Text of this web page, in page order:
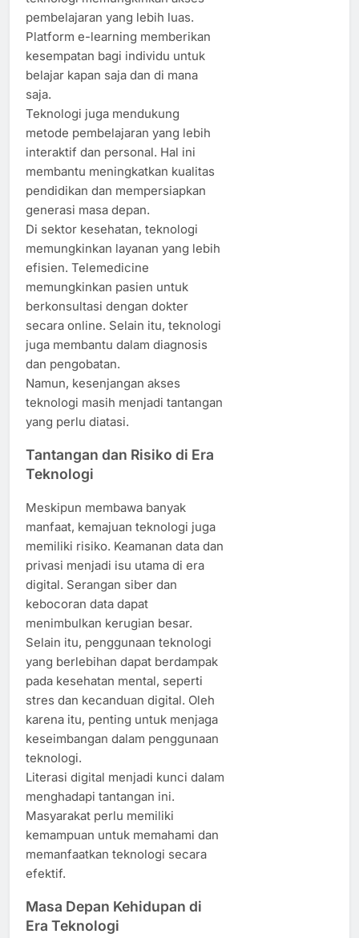
pembelajaran yang lebih luas.
Platform e-learning memberikan
kesempatan bagi individu untuk
belajar kapan saja dan di mana
saja.
Teknologi juga mendukung
metode pembelajaran yang lebih
interaktif dan personal. Hal ini
membantu meningkatkan kualitas
pendidikan dan mempersiapkan
generasi masa depan.
Di sektor kesehatan, teknologi
memungkinkan layanan yang lebih
efisien. Telemedicine
memungkinkan pasien untuk
berkonsultasi dengan dokter
secara online. Selain itu, teknologi
juga membantu dalam diagnosis
dan pengobatan.
Namun, kesenjangan akses
teknologi masih menjadi tantangan
yang perlu diatasi.
Tantangan dan Risiko di Era
Teknologi
Meskipun membawa banyak
manfaat, kemajuan teknologi juga
memiliki risiko. Keamanan data dan
privasi menjadi isu utama di era
digital. Serangan siber dan
kebocoran data dapat
menimbulkan kerugian besar.
Selain itu, penggunaan teknologi
yang berlebihan dapat berdampak
pada kesehatan mental, seperti
stres dan kecanduan digital. Oleh
karena itu, penting untuk menjaga
keseimbangan dalam penggunaan
teknologi.
Literasi digital menjadi kunci dalam
menghadapi tantangan ini.
Masyarakat perlu memiliki
kemampuan untuk memahami dan
memanfaatkan teknologi secara
efektif.
Masa Depan Kehidupan di
Era Teknologi